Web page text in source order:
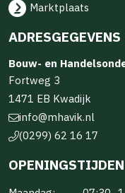
Marktplaats
ADRESGEGEVENS
Bouw- en
Fortweg 3
1471 EB Kwadijk
info@mhavik.nl
(0299) 62 16 17
OPENINGSTIJDEN